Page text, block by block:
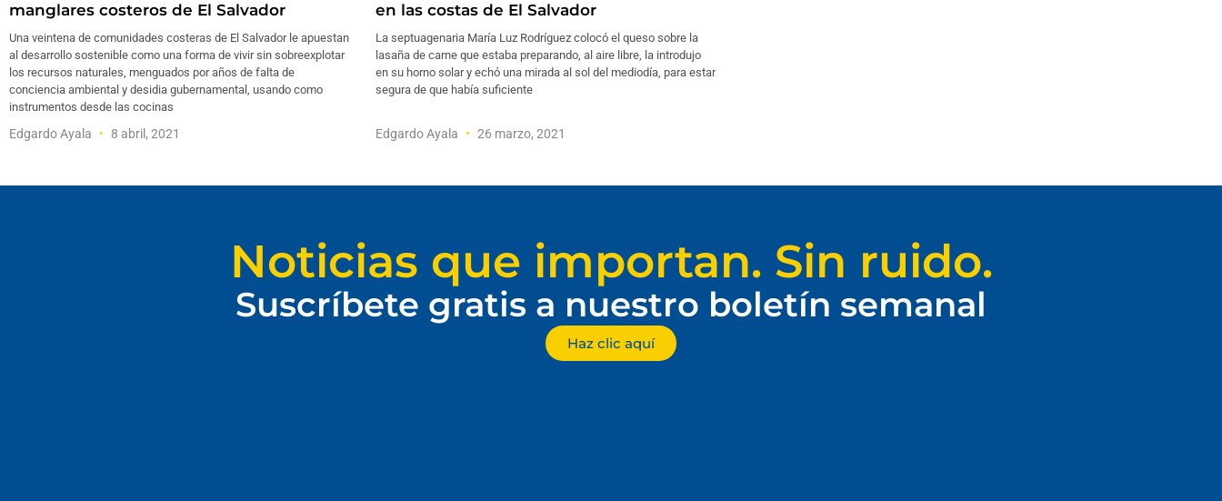
manglares costeros de El Salvador
Una veintena de comunidades costeras de El Salvador le apuestan
al desarrollo sostenible como una forma de vivir sin sobreexplotar
los recursos naturales, menguados por años de falta de
conciencia ambiental y desidia gubernamental, usando como
instrumentos desde las cocinas
Edgardo Ayala 8 abril, 2021
en las costas de El Salvador
La septuagenaria María Luz Rodríguez colocó el queso sobre la
lasaña de carne que estaba preparando, al aire libre, la introdujo
en su horno solar y echó una mirada al sol del mediodía, para estar
segura de que había suficiente
Edgardo Ayala 26 marzo, 2021
Noticias que importan. Sin ruido.
Suscríbete gratis a nuestro boletín semanal
Haz clic aquí